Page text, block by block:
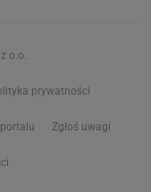
o.o.
prywatności
Zgłoś uwagi